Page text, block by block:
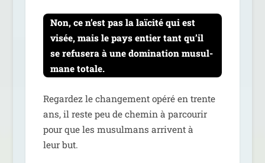
Non, ce n’est pas la laï­ci­té qui est
visée, mais le pays entier tant qu’il
se refu­se­ra à une domi­na­tion musul­
mane totale.
Regardez le chan­ge­ment opé­ré en trente
ans, il reste peu de che­min à par­cou­rir
pour que les musul­mans arrivent à
leur but.